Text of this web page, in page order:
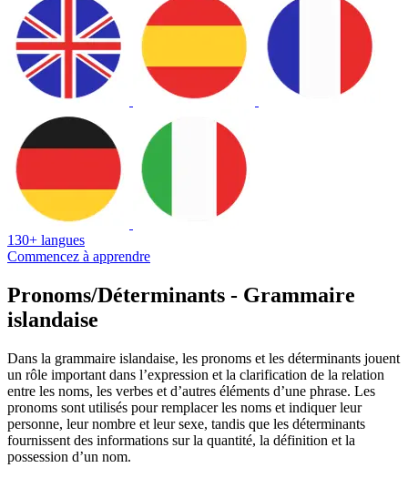
130+ langues
Commencez à apprendre
Pronoms/Déterminants - Grammaire
islandaise
Dans la grammaire islandaise, les pronoms et les déterminants jouent
un rôle important dans l’expression et la clarification de la relation
entre les noms, les verbes et d’autres éléments d’une phrase. Les
pronoms sont utilisés pour remplacer les noms et indiquer leur
personne, leur nombre et leur sexe, tandis que les déterminants
fournissent des informations sur la quantité, la définition et la
possession d’un nom.